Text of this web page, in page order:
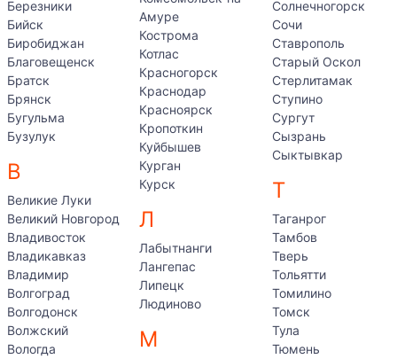
Березники
Бийск
Биробиджан
Благовещенск
Братск
Брянск
Бугульма
Бузулук
В
Великие Луки
Великий Новгород
Владивосток
Владикавказ
Владимир
Волгоград
Волгодонск
Волжский
Вологда
Амуре
Кострома
Котлас
Красногорск
Краснодар
Красноярск
Кропоткин
Куйбышев
Курган
Курск
Л
Лабытнанги
Лангепас
Липецк
Людиново
М
Солнечногорск
Сочи
Ставрополь
Старый Оскол
Стерлитамак
Ступино
Сургут
Сызрань
Сыктывкар
Т
Таганрог
Тамбов
Тверь
Тольятти
Томилино
Томск
Тула
Тюмень